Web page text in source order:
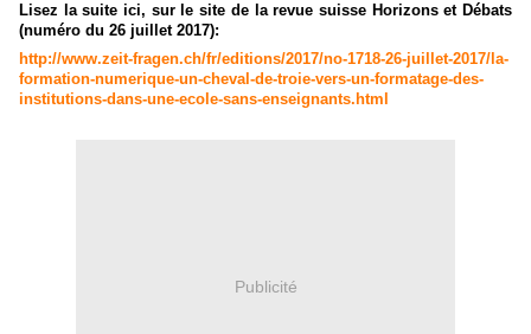
Lisez la suite ici, sur le site de la revue suisse Horizons et Débats
(numéro du 26 juillet 2017):
http://www.zeit-fragen.ch/fr/editions/2017/no-1718-26-juillet-2017/la-
formation-numerique-un-cheval-de-troie-vers-un-formatage-des-
institutions-dans-une-ecole-sans-enseignants.html
Publicité